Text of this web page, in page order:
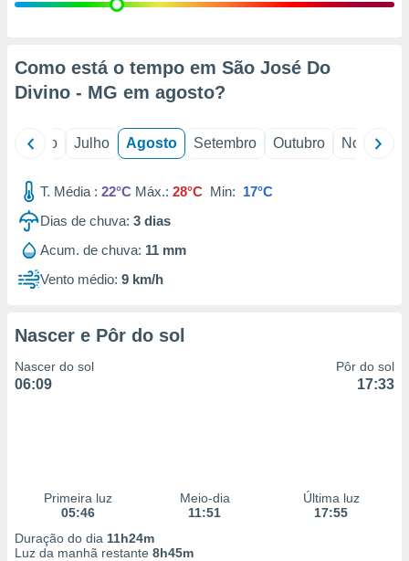
através
estudos
1199
Como está o tempo em São José Do
Divino - MG em agosto?
Junho Julho Agosto Setembro Outubro Novembro
T. Média : 22°C Máx.: 28°C Min: 17°C
Dias de chuva: 3 dias
Acum. de chuva: 11 mm
Vento médio: 9 km/h
Nascer e Pôr do sol
Nascer do sol
06:09
Pôr do sol
17:33
Primeira luz
05:46
Meio-dia
11:51
Última luz
17:55
Duração do dia 11h24m
Luz da manhã restante 8h45m